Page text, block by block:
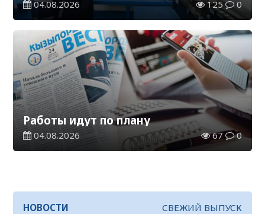
04.08.2026 125 0
Работы идут по плану
04.08.2026 67 0
НОВОСТИ СВЕЖИЙ ВЫПУСК